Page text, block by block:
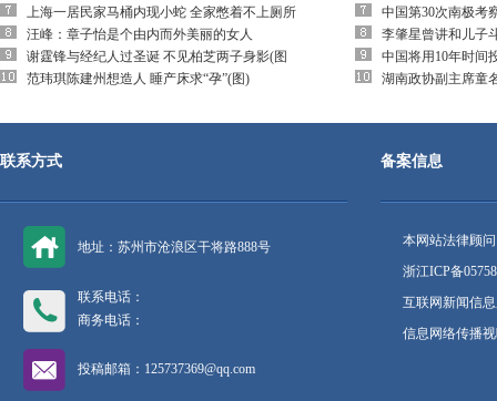
上海一居民家马桶内现小蛇 全家憋着不上厕所
汪峰：章子怡是个由内而外美丽的女人
谢霆锋与经纪人过圣诞 不见柏芝两子身影(图
范玮琪陈建州想造人 睡产床求“孕”(图)
中国第30次南极考
李肇星曾讲和儿子
中国将用10年时间
湖南政协副主席童
联系方式
地址：苏州市沧浪区干将路888号
联系电话：
商务电话：
投稿邮箱：125737369@qq.com
备案信息
本网站法律顾
浙江ICP备
互联网新闻信
信息网络传播